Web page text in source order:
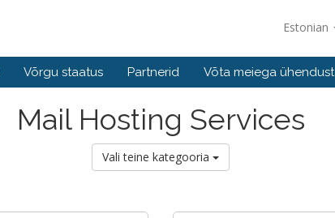
Estonian
Võrgu staatus Partnerid Võta meiega ühendust
Mail Hosting Services
Vali teine kategooria